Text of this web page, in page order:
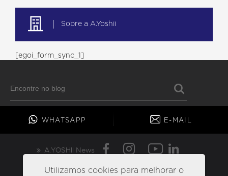
Utilizamos cookies para melhorar o
Sobre a A.Yoshii
[egoi_form_sync_1]
WHATSAPP E-MAIL
A.YOSHII News
» Canal Confidencial